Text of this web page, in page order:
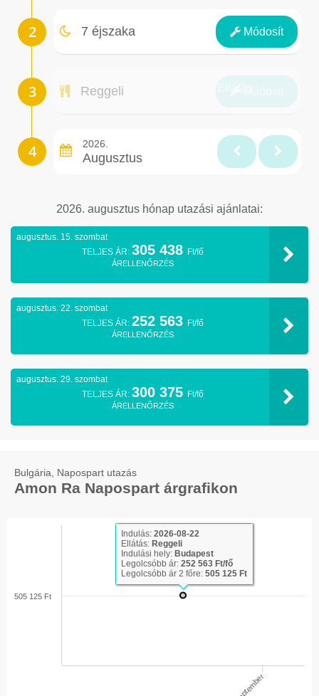
7 éjszaka Módosít
Éjszakák
Reggeli
2026.
Augusztus
2026. augusztus hónap utazási ajánlatai:
augusztus. 15. szombat
TELJES ÁR: 305 438 Ft/fő
ÁRELLENŐRZÉS
augusztus. 22. szombat
TELJES ÁR: 252 563 Ft/fő
ÁRELLENŐRZÉS
augusztus. 29. szombat
TELJES ÁR: 300 375 Ft/fő
ÁRELLENŐRZÉS
Bulgária, Napospart utazás
Amon Ra Napospart árgrafikon
505 125 Ft
Indulás: 2026-08-22
Ellátás: Reggeli
Indulási hely: Budapest
Legolcsóbb ár: 252 563 Ft/fő
Legolcsóbb ár 2 főre: 505 125 Ft